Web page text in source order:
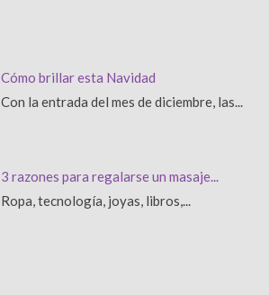
Cómo brillar esta Navidad
Con la entrada del mes de diciembre, las...
3 razones para regalarse un masaje...
Ropa, tecnología, joyas, libros,...